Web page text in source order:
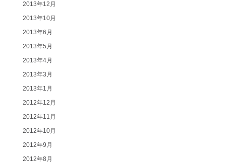
2013年12月
2013年10月
2013年6月
2013年5月
2013年4月
2013年3月
2013年1月
2012年12月
2012年11月
2012年10月
2012年9月
2012年8月